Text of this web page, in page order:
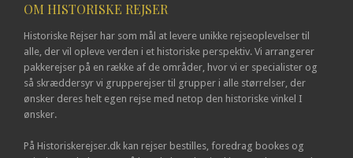
OM HISTORISKE REJSER
Historiske Rejser har som mål at levere unikke rejseoplevelser til
alle, der vil opleve verden i et historiske perspektiv. Vi arrangerer
pakkerejser på en række af de områder, hvor vi er specialister og
så skræddersyr vi grupperejser til grupper i alle størrelser, der
ønsker deres helt egen rejse med netop den historiske vinkel I
ønsker.
På Historiskerejser.dk kan rejser bestilles, foredrag bookes og